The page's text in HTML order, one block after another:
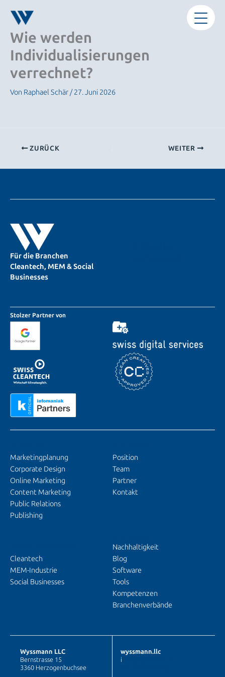
Inhalt
springen
Wie werden
Individualisierungen
verrechnet?
Von Raphael Schär/27. Juni 2026
ZURÜCK WEITER
Für die Branchen
Cleantech, MEM & Social
Businesses
Stolzer Partner von
Marketingplanung
Corporate Design
Online Marketing
Content Marketing
Public Relations
Publishing
Cleantech
MEM-Industrie
Social Businesses
Position
Team
Partner
Kontakt
Nachhaltigkeit
Blog
Software
Tools
Kompetenzen
Branchenverbände
Wyssmann LLC
Bernstrasse 15
3360 Herzogenbuchsee
wyssmann.llc
i